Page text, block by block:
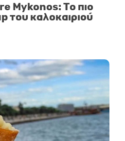
Mykonos: Το πιο
του καλοκαιριού